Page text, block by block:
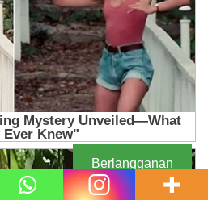
Berlangganan